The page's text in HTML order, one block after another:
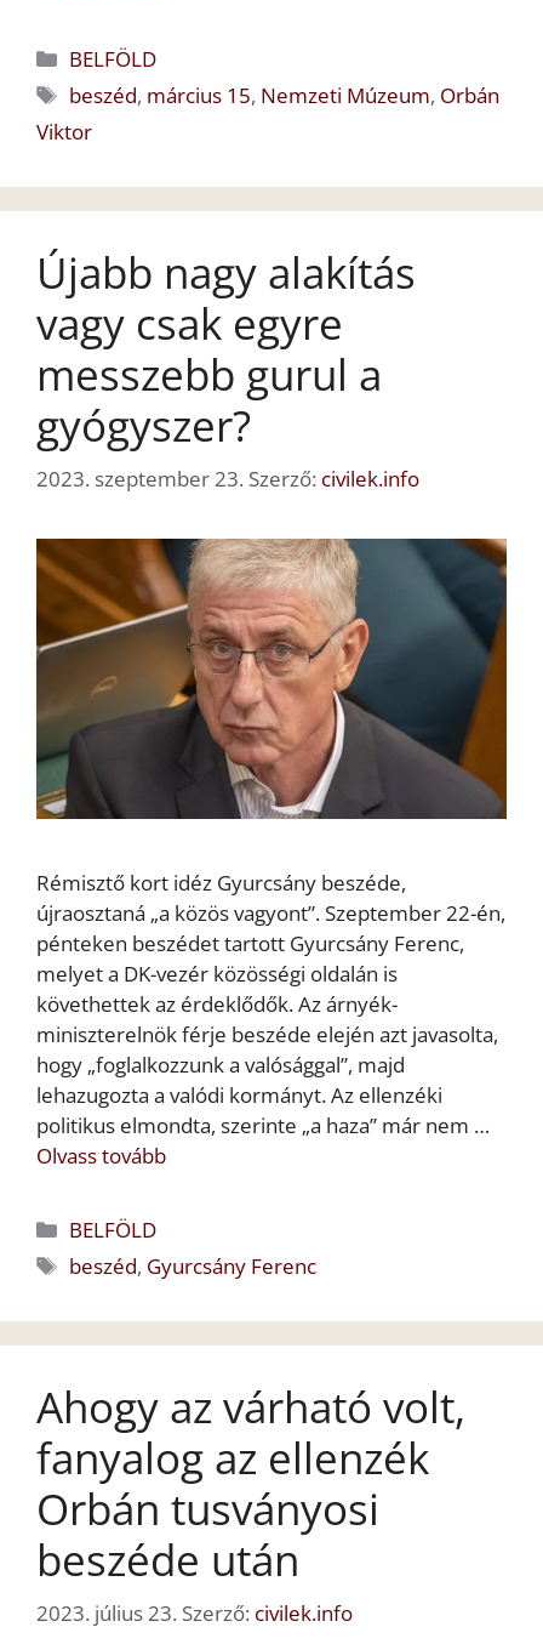
Kategória
BELFÖLD
Címkék
beszéd, március 15, Nemzeti Múzeum, Orbán
Viktor
Újabb nagy alakítás
vagy csak egyre
messzebb gurul a
gyógyszer?
2023. szeptember 23. Szerző: civilek.info
Rémisztő kort idéz Gyurcsány beszéde,
újraosztaná „a közös vagyont”. Szeptember 22-én,
pénteken beszédet tartott Gyurcsány Ferenc,
melyet a DK-vezér közösségi oldalán is
követhettek az érdeklődők. Az árnyék-
miniszterelnök férje beszéde elején azt javasolta,
hogy „foglalkozzunk a valósággal”, majd
lehazugozta a valódi kormányt. Az ellenzéki
politikus elmondta, szerinte „a haza” már nem …
Olvass tovább
Kategória
BELFÖLD
Címkék
beszéd, Gyurcsány Ferenc
Ahogy az várható volt,
fanyalog az ellenzék
Orbán tusványosi
beszéde után
2023. július 23. Szerző: civilek.info